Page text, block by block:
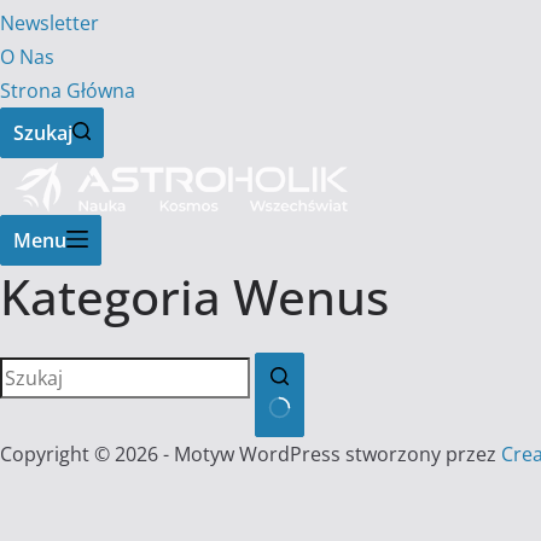
Newsletter
O Nas
Strona Główna
Szukaj
Menu
Kategoria Wenus
Brak
Copyright © 2026 - Motyw WordPress stworzony przez